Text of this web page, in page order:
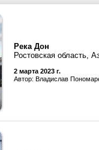
Река Дон
Ростовская область,
2 марта 2023 г.
Автор: Владислав